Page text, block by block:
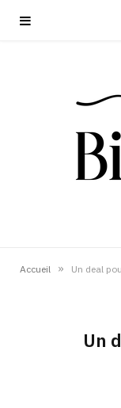
Accueil » Un deal
Un